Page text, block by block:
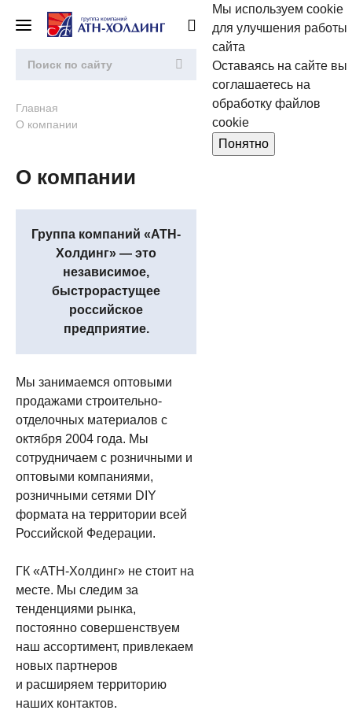
Главная
О компании
О компании
Группа компаний «АТН-
Холдинг» — это
независимое,
быстрорастущее
российское
предприятие.
Мы занимаемся оптовыми
продажами строительно-
отделочных материалов с
октября 2004 года. Мы
сотрудничаем с розничными и
оптовыми компаниями,
розничными сетями DIY
формата на территории всей
Российской Федерации.
ГК «АТН-Холдинг» не стоит на
месте. Мы следим за
тенденциями рынка,
постоянно совершенствуем
наш ассортимент, привлекаем
новых партнеров
и расширяем территорию
наших контактов.
Мы используем cookie
для улучшения работы
сайта
Оставаясь на сайте вы
соглашаетесь на
обработку файлов
cookie
Понятно